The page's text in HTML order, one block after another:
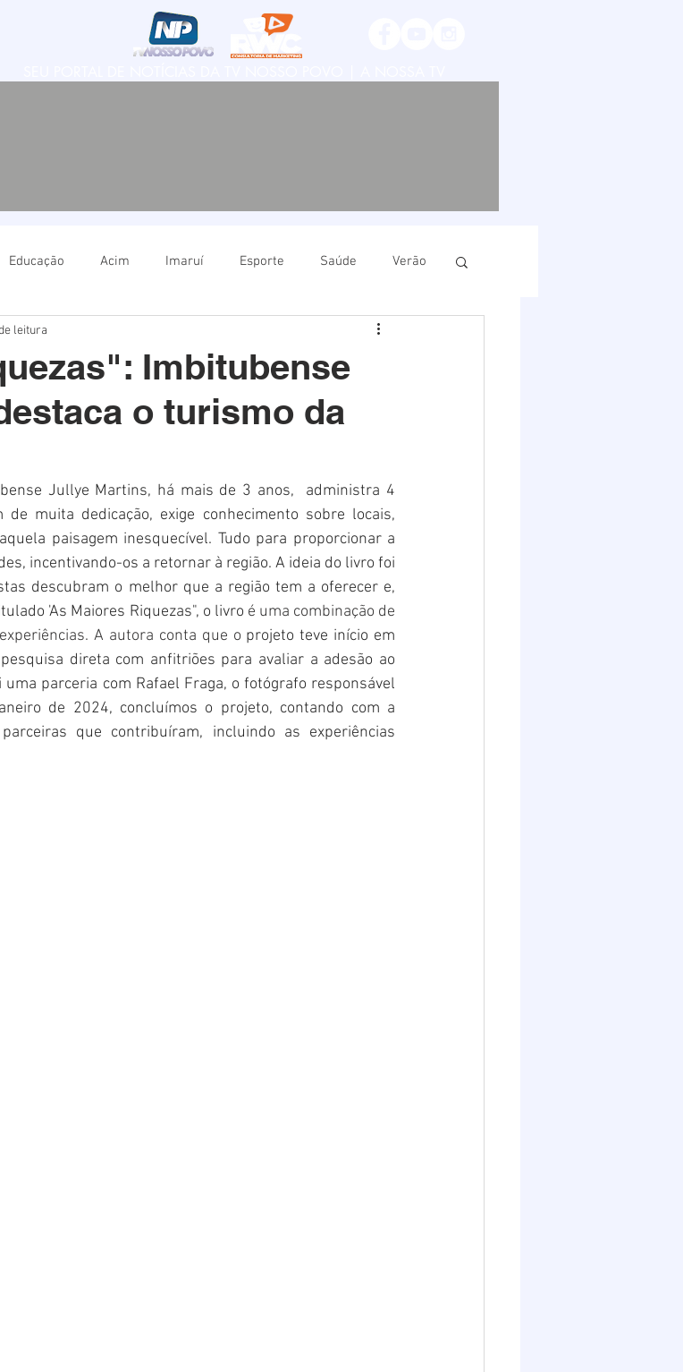
Educação Acim Imaruí Esporte Saúde Verão
Imbituba Imbituba
Laguna Linha Destaques 1 Destaques 2
Imbitubense
o turismo da
leitura
Jullye Martins, há mais de 3 anos,  administra 4
muita dedicação, exige conhecimento sobre locais,
paisagem inesquecível. Tudo para proporcionar a
incentivando-os a retornar à região. A ideia do livro foi
descubram o melhor que a região tem a oferecer e,
'As Maiores Riquezas", o livro é uma combinação de
A autora conta que o projeto teve início em
direta com anfitriões para avaliar a adesão ao
parceria com Rafael Fraga, o fotógrafo responsável
de 2024, concluímos o projeto, contando com a
que contribuíram, incluindo as experiências